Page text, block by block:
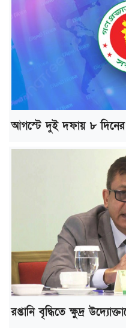
আগস্টে দুই দফায় ৮ দিনের
রপ্তানি বৃদ্ধিতে ক্ষুদ্র